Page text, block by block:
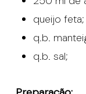
queijo feta;
q.b.
q.b. sal;